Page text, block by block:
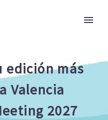
edición más
Valencia
2027